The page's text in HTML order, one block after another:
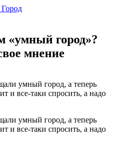
«умный город»?
мнение
умный город, а теперь
и все-таки спросить, а надо
умный город, а теперь
и все-таки спросить, а надо